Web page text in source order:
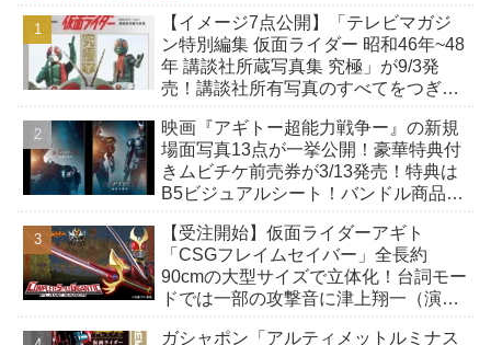
【イメージ7点公開】「テレビマガジ
ン特別編集 仮面ライダー 昭和46年~48
年 講談社所蔵写真集 究極」が9/3発
売！講談社所有写真のすべてをつぎ込
映画『アギトー超能力戦争ー』の新規
場面写真13点が一挙公開！豪華特典付
きムビチケ前売券が3/13発売！特典は
B5ビジュアルシート！バンドル商品付
【受注開始】仮面ライダーアギト
「CSGフレイムセイバー」全長約
90cmの大型サイズで立体化！台詞モー
ドでは一部の攻撃音に津上翔一（演：
ガシャポン「アルティメットルミナス